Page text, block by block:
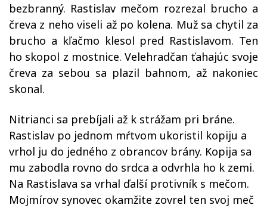
bezbranný. Rastislav mečom rozrezal brucho a
čreva z neho viseli až po kolena. Muž sa chytil za
brucho a kľačmo klesol pred Rastislavom. Ten
ho skopol z mostnice. Velehradčan ťahajúc svoje
čreva za sebou sa plazil bahnom, až nakoniec
skonal.
Nitrianci sa prebíjali až k strážam pri bráne.
Rastislav po jednom mŕtvom ukoristil kopiju a
vrhol ju do jedného z obrancov brány. Kopija sa
mu zabodla rovno do srdca a odvrhla ho k zemi.
Na Rastislava sa vrhal ďalší protivník s mečom.
Mojmírov synovec okamžite zovrel ten svoj meč